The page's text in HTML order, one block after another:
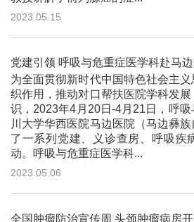
2023.05.15
为全面贯彻新时代中国特色社会主
织作用，推动对口帮扶医院学科发
识，2023年4月20日-4月21日，呼
川大学华西医院马边医院（马边彝
了一系列党建、义诊查房、呼吸疾
动。呼吸与危重症医学科...
2023.05.06